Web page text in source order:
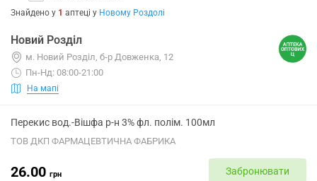
Знайдено у 1 аптеці у Новому Роздолі
Новий Розділ
м. Новий Розділ, б-р Довженка, 12
Пн-Нд: 08:00-21:00
На мапі
Перекис вод.-Вішфа р-н 3% фл. полім. 100мл
ТОВ ДКП ФАРМАЦЕВТИЧНА ФАБРИКА
26.00 грн Забронювати